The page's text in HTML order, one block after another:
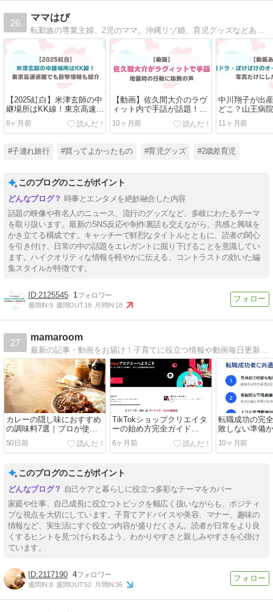
26
ママはぴ
【2025紅白】米津玄師の中
継場所はKK線！東京高速道
路でも目撃情報も紹介
8ヶ月前
【動画】佐久間大介のラヴ
ィット内で手話が話題！な
ぜ手話ができる？
10ヶ月前
中川翔子が出
どこ？山王病
本当？出産費
11ヶ月前
#子連れ旅行 #買ってよかったもの #育児グッズ #2歳差育児
このブログのここがポイント
時事とエンタメを絶妙融合した内容
話題の映像や有名人のニュース、流行のグッズなど、多岐にわたるテーマ
を取り扱います。最新のSNS反応や制作裏話も交えながら、共感と興味を
かき立てる構成です。キャッチーで鮮烈なタイトルとともに、読者の関心
を引き付け、日常の中の話題をエレガントに掘り下げることを意識してい
ます。ハイクオリティな情報を軽やかに伝える、コントラストの効いた編
集スタイルが特徴です。
2125545 1
週間IN:9 週間OUT:18 月間IN:18
27
mamaroom
最新の記事・動画をお届け！子育てに役立つ情報や動画毎日更新しています！その他にも、たくさんの記事や動画を公開しています！#ママルーム #3兄妹 #子育て #役立つ情報 #mamaroom
カレーの隠し味におすすめ
の調味料7選｜プロが使う
コクの出し方を完全解説
50日前
TikTokショップクリエイタ
ーの始め方完全ガイド
【2026年最新版】審査条
件・登録手順・収益化のコ
ツを徹底解説
6ヶ月前
転職成功の完
敗しない準備
徹底解説
10ヶ月前
このブログのここがポイント
自己ケアと暮らしに役立つ多彩なテーマをカバー
家庭や仕事、自己成長に役立つトピックを幅広く扱いながらも、ポジティ
ブな視点を大切にしています。子育てアドバイスや美容、マナー、趣味の
情報など、実生活にすぐ役立つ内容が盛りだくさん。読者が日常をより良
くするヒントを見つけられるよう、わかりやすさと親しみやすさを心掛け
ています。
2117190 4
週間IN:8 週間OUT:52 月間IN:36